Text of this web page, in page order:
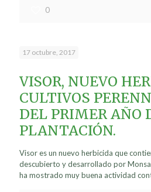
0
17 octubre, 2017
VISOR, NUEVO
CULTIVOS
DEL PRIMER AÑO
PLANTACIÓN.
Visor es un nuevo herbicida que
descubierto y desarrollado por
ha mostrado muy buena actividad